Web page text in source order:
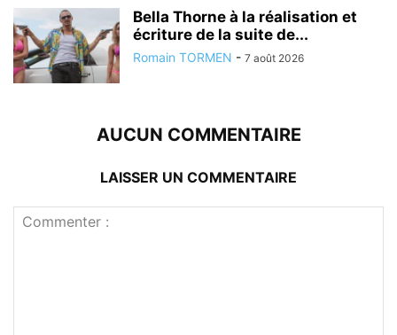
Bella Thorne à la réalisation et
écriture de la suite de...
Romain TORMEN - 7 août 2026
AUCUN COMMENTAIRE
LAISSER UN COMMENTAIRE